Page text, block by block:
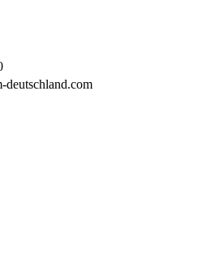
deutschland.com